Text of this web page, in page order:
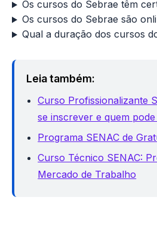
Os cursos do Sebrae têm
Os cursos do Sebrae são
Qual a duração dos cursos
Leia também:
Curso Profissionalizante
se inscrever e quem
Programa SENAC de
Curso Técnico SENAC:
Mercado de Trabalho